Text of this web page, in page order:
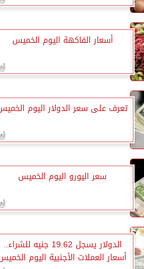
أسعار الفاكهة اليوم الخميس
تعرف على سعر الدولار اليوم
سعر اليورو اليوم الخميس
الدولار يسجل 19.62 جنيه للشراء..
أسعار العملات الأجنبية اليوم